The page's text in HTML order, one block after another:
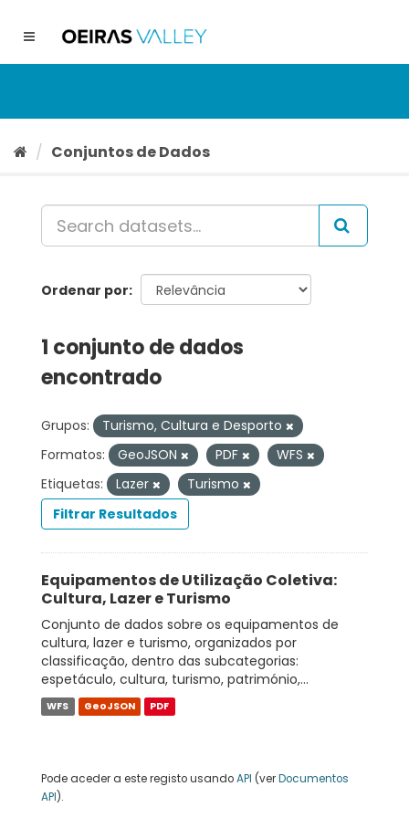
conteúdo
Toggle
Conjuntos de Dados
Ordenar por
1 conjunto de dados
encontrado
Grupos:
Turismo, Cultura e Desporto
Formatos:
GeoJSON PDF
WFS
Etiquetas:
Lazer
Turismo
Filtrar Resultados
Equipamentos de Utilização Coletiva:
Cultura, Lazer e Turismo
Conjunto de dados sobre os equipamentos de
cultura, lazer e turismo, organizados por
classificação, dentro das subcategorias:
espetáculo, cultura, turismo, património,...
WFS GeoJSON PDF
Pode aceder a este registo usandoAPI (verDocumentos
API).